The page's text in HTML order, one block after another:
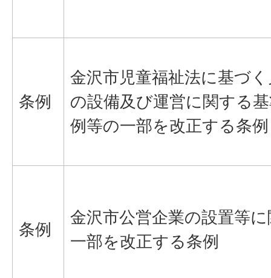
条例
金沢市児童福祉法に基づ
の設備及び運営に関する
例等の一部を改正する条例
条例
金沢市公営企業の設置等
一部を改正する条例